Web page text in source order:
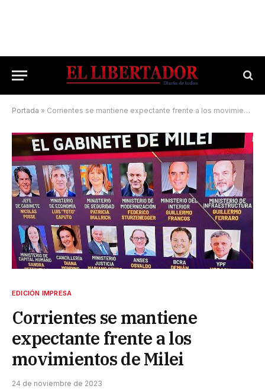
Portada » Corrientes se mantiene expectante frente a los movimientos de Milei
EDICIÓN IMPRESA
Corrientes se mantiene
expectante frente a los
movimientos de Milei
24 de noviembre de 2023